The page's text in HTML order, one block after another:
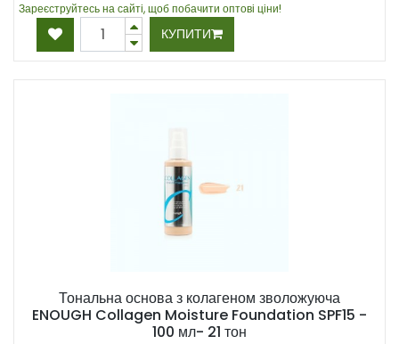
Зареєструйтесь на сайті, щоб побачити оптові ціни!
КУПИТИ
Тональна основа з колагеном зволожуюча
ENOUGH Collagen Moisture Foundation SPF15 -
100 мл- 21 тон